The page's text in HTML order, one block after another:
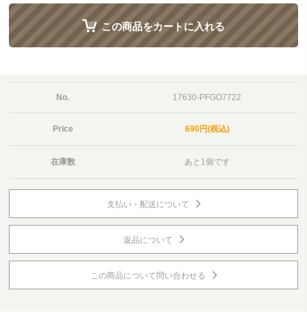
この商品をカートに入れる
No. 17630-PFGO7722
Price 690円(税込)
在庫数 あと1個です
支払い・配送について
返品について
この商品について問い合わせる